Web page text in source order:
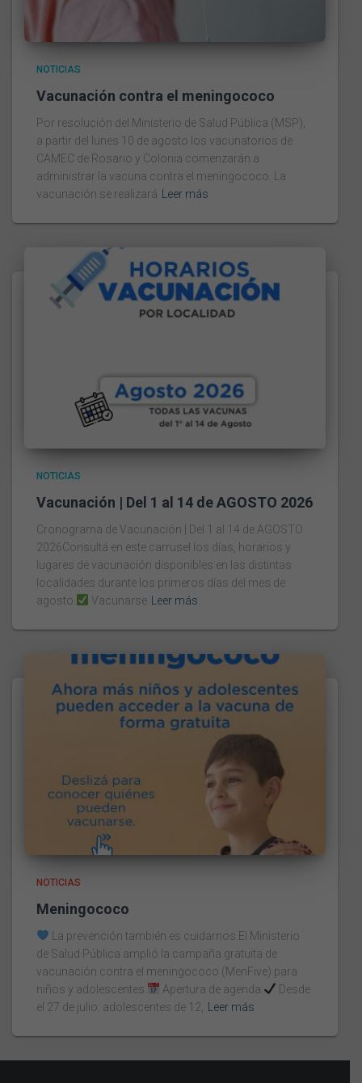
NOTICIAS
Vacunación contra el meningococo
Por resolución del Ministerio de Salud Pública (MSP),
a partir del lunes 10 de agosto los vacunatorios de
CAMEC de Rosario y Colonia comenzarán a
administrar la vacuna contra el meningococo. La
vacunación se realizará Leer más
NOTICIAS
Vacunación | Del 1 al 14 de AGOSTO 2026
Cronograma de Vacunación | Del 1 al 14 de AGOSTO
2026Consultá en este carrusel los días, horarios y
lugares de vacunación disponibles en las distintas
localidades durante los primeros días del mes de
agosto.
Vacunarse Leer más
NOTICIAS
Meningococo
La prevención también es cuidarnos.El Ministerio
de Salud Pública amplió la campaña gratuita de
vacunación contra el meningococo (MenFive) para
niños y adolescentes.
Apertura de agenda:
Desde
el 27 de julio: adolescentes de 12,
Leer más